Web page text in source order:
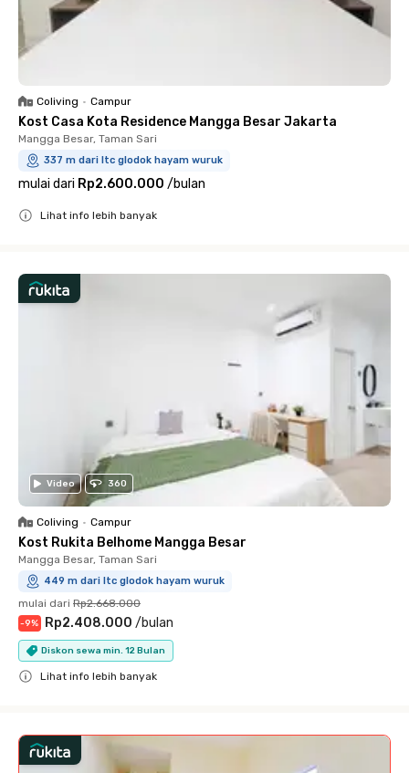
Coliving • Campur
Kost Casa Kota Residence Mangga Besar Jakarta
Mangga Besar, Taman Sari
337 m dari ltc glodok hayam wuruk
mulai dari Rp2.600.000 /bulan
Lihat info lebih banyak
Video 360
Coliving • Campur
Kost Rukita Belhome Mangga Besar
Mangga Besar, Taman Sari
449 m dari ltc glodok hayam wuruk
mulai dari Rp2.668.000
-9% Rp2.408.000 /bulan
Diskon sewa min. 12 Bulan
Lihat info lebih banyak